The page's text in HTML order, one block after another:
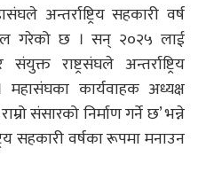
अन्तर्राष्ट्रिय सहकारी वर्ष
गरेको छ । सन् २०२५ लाई
राष्ट्रसंघले अन्तर्राष्ट्रिय
कार्यवाहक अध्यक्ष
संसारको निर्माण गर्ने छ’ भन्ने
सहकारी वर्षका रूपमा मनाउन